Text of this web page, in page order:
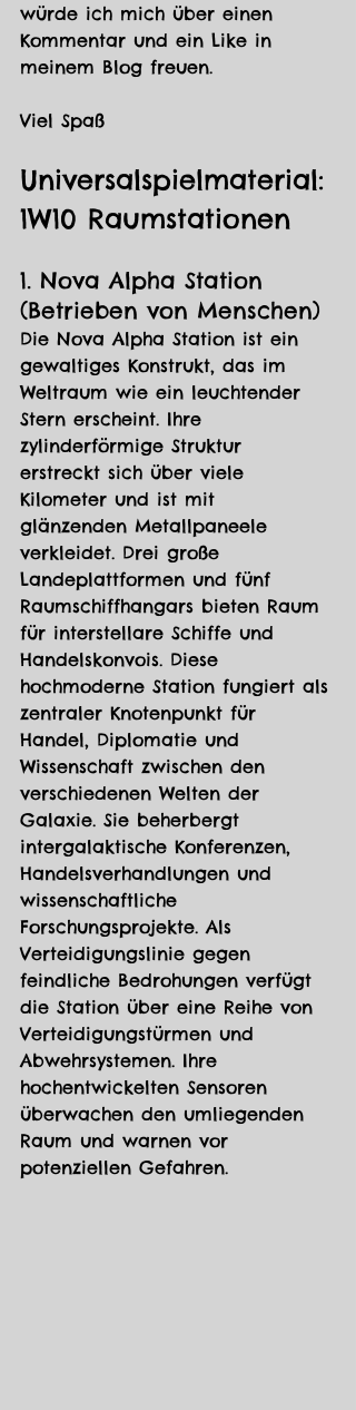
würde ich mich über einen
Kommentar und ein Like in
meinem Blog freuen.
Viel Spaß
Universalspielmaterial:
1W10 Raumstationen
1. Nova Alpha Station
(Betrieben von Menschen)
Die Nova Alpha Station ist ein
gewaltiges Konstrukt, das im
Weltraum wie ein leuchtender
Stern erscheint. Ihre
zylinderförmige Struktur
erstreckt sich über viele
Kilometer und ist mit
glänzenden Metallpaneele
verkleidet. Drei große
Landeplattformen und fünf
Raumschiffhangars bieten Raum
für interstellare Schiffe und
Handelskonvois. Diese
hochmoderne Station fungiert als
zentraler Knotenpunkt für
Handel, Diplomatie und
Wissenschaft zwischen den
verschiedenen Welten der
Galaxie. Sie beherbergt
intergalaktische Konferenzen,
Handelsverhandlungen und
wissenschaftliche
Forschungsprojekte. Als
Verteidigungslinie gegen
feindliche Bedrohungen verfügt
die Station über eine Reihe von
Verteidigungstürmen und
Abwehrsystemen. Ihre
hochentwickelten Sensoren
überwachen den umliegenden
Raum und warnen vor
potenziellen Gefahren.